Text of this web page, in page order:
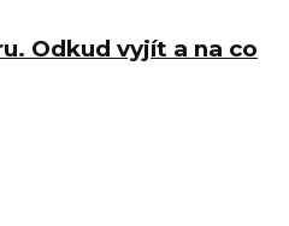
Odkud vyjít a na co